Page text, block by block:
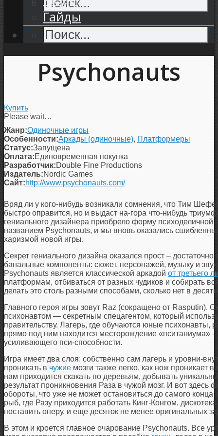
Гайды
Psychonauts
Купить
Please wait…
Жанр:Одиночные игры
Особенности:Аркады (одиночные), Платформеры
Статус:Запущена
Оплата:Единовременная покупка
Разработчик:Double Fine Productions
Издатель:Nordic Games
Сайт:http://www.psychonauts.com/
Вряд ли у кого-нибудь возникали сомнения, что Тим
быстро оправится, но и выдаст на-гора что-нибудь
гениального дизайнера приобрело форму
названием Psychonauts, и мы вновь оказались
харизмой новой игры.
Секрет гениального дизайна оказался прост – достаточно
банальные компоненты: сюжет, персонажей, музыку и
Psychonauts является классической аркадой от третьего
платформам, отбиваться от разных чудиков и собирать
делать это столь разными способами, сколько нет в
Главного героя игры зовут Raz (сокращено от Rasputin).
психонавтом — секретным спецагентом, который
правительству. Лагерь, где обучаются юные психонавты,
прямо под ним находится месторождение «пситаниума»
усиливающего пси-способности.
Игра имеет два слоя: собственно сам лагерь и уровни-
проникать в чужие мозги также легко, как нож
нам приходится скакать по деревьям, добывать
результат проникновения Раза в чужой мозг. И вот здесь
обороты, что уже не может остановиться до самого
рыб, где Разу приходится работать Кинг-Конгом,
поставить оперу, и еще десяток не менее оригинальных
В этом и кроется главное очарование Psychonauts. Все